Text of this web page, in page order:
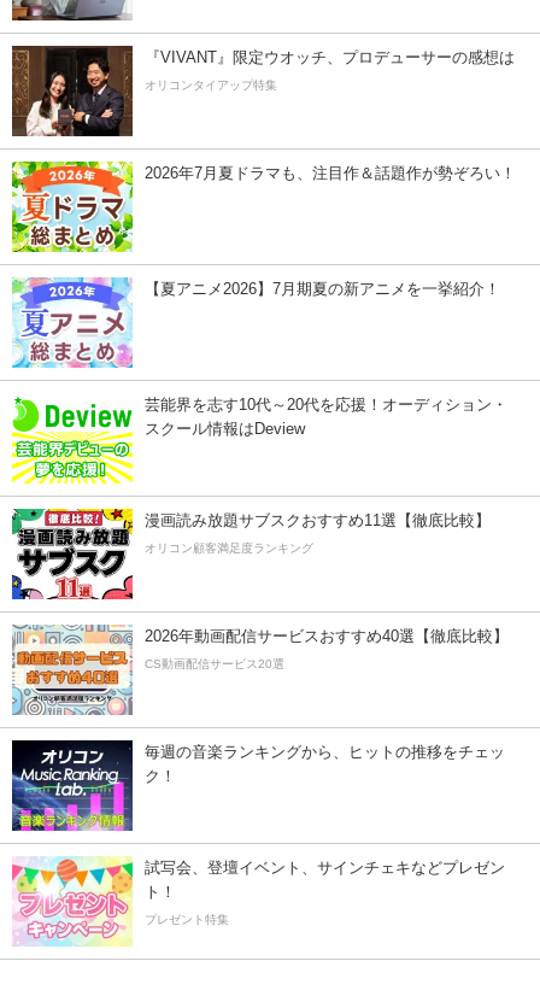
『VIVANT』限定ウオッチ、プロデューサーの感想は
オリコンタイアップ特集
2026年7月夏ドラマも、注目作＆話題作が勢ぞろい！
【夏アニメ2026】7月期夏の新アニメを一挙紹介！
芸能界を志す10代～20代を応援！オーディション・
スクール情報はDeview
漫画読み放題サブスクおすすめ11選【徹底比較】
オリコン顧客満足度ランキング
2026年動画配信サービスおすすめ40選【徹底比較】
CS動画配信サービス20選
毎週の音楽ランキングから、ヒットの推移をチェッ
ク！
試写会、登壇イベント、サインチェキなどプレゼン
ト！
プレゼント特集